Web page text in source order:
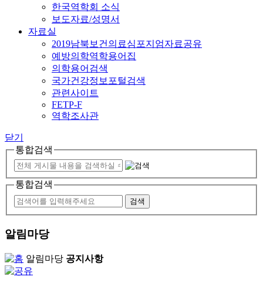
한국역학회 소식
보도자료/성명서
자료실
2019남북보건의료심포지엄자료공유
예방의학역학용어집
의학용어검색
국가건강정보포털검색
관련사이트
FETP-F
역학조사관
닫기
통합검색
통합검색
알림마당
알림마당 공지사항